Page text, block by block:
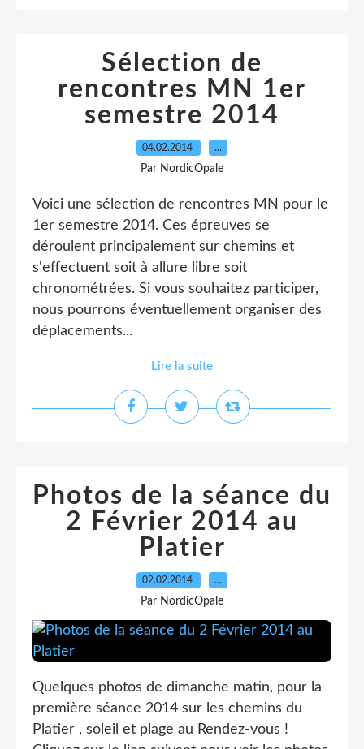
Sélection de
rencontres MN 1er
semestre 2014
04.02.2014 …
Par NordicOpale
Voici une sélection de rencontres MN pour le
1er semestre 2014. Ces épreuves se
déroulent principalement sur chemins et
s'effectuent soit à allure libre soit
chronométrées. Si vous souhaitez participer,
nous pourrons éventuellement organiser des
déplacements...
Lire la suite
Photos de la séance du
2 Février 2014 au
Platier
02.02.2014 …
Par NordicOpale
Quelques photos de dimanche matin, pour la
première séance 2014 sur les chemins du
Platier , soleil et plage au Rendez-vous !